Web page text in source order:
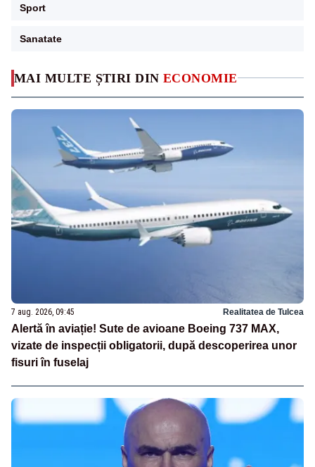
MAI MULTE ȘTIRI DIN ECONOMIE
7 aug. 2026, 09:45 Realitatea de Tulcea
Alertă în aviație! Sute de avioane Boeing 737 MAX,
vizate de inspecții obligatorii, după descoperirea unor
fisuri în fuselaj
Sport
Sanatate